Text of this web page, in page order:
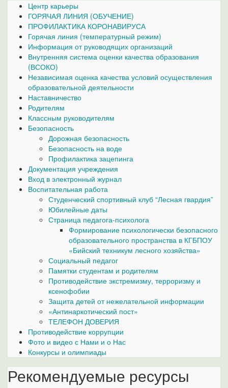
Центр карьеры
ГОРЯЧАЯ ЛИНИЯ (ОБУЧЕНИЕ)
ПРОФИЛАКТИКА КОРОНАВИРУСА
Горячая линия (температурный режим)
Информация от руководящих организаций
Внутренняя система оценки качества образования
(ВСОКО)
Независимая оценка качества условий осуществления
образовательной деятельности
Наставничество
Родителям
Классным руководителям
Безопасность
Дорожная безопасность
Безопасность на воде
Профилактика зацепинга
Документация учреждения
Вход в электронный журнал
Воспитательная работа
Студенческий спортивный клуб “Лесная гвардия”
Юбилейные даты
Страница педагога-психолога
Формирование психологически безопасного
образовательного пространства в КГБПОУ
«Бийский техникум лесного хозяйства»
Социальный педагог
Памятки студентам и родителям
Противодействие экстремизму, терроризму и
ксенофобии
Защита детей от нежелательной информации
«Антинаркотический пост»
ТЕЛЕФОН ДОВЕРИЯ
Противодействие коррупции
Фото и видео с Нами и о Нас
Конкурсы и олимпиады
Рекомендуемые ресурсы